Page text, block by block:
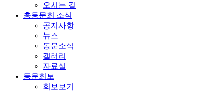
오시는 길
총동문회 소식
공지사항
뉴스
동문소식
갤러리
자료실
동문회보
회보보기